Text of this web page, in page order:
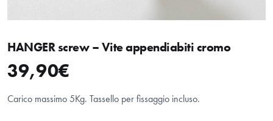
HANGER screw – Vite appendiabiti cromo
39,90€
Carico massimo 5Kg. Tassello per fissaggio incluso.